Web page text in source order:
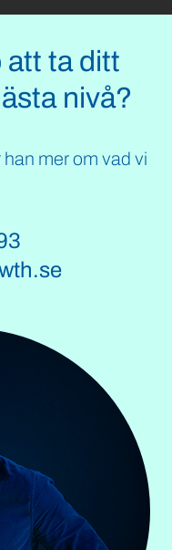
att ta ditt
nivå?
mer om vad vi